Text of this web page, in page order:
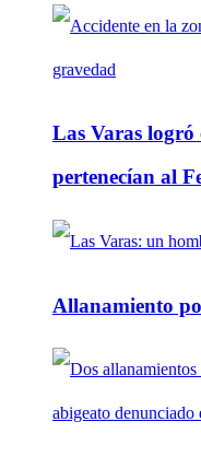
Las Varas logró
pertenecían al
Allanamiento